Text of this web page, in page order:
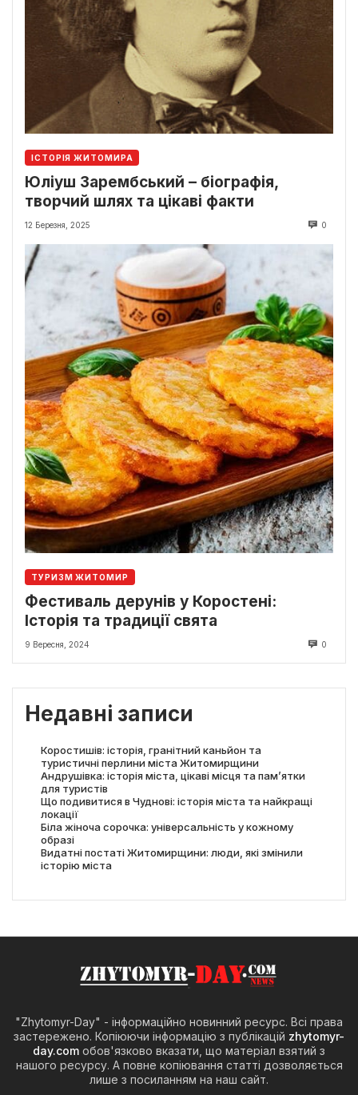
ІСТОРІЯ ЖИТОМИРА
Юліуш Зарембський – біографія,
творчий шлях та цікаві факти
12 Березня, 2025 0
ТУРИЗМ ЖИТОМИР
Фестиваль дерунів у Коростені:
Історія та традиції свята
9 Вересня, 2024 0
Недавні записи
Коростишів: історія, гранітний каньйон та
туристичні перлини міста Житомирщини
Андрушівка: історія міста, цікаві місця та пам’ятки
для туристів
Що подивитися в Чуднові: історія міста та найкращі
локації
Біла жіноча сорочка: універсальність у кожному
образі
Видатні постаті Житомирщини: люди, які змінили
історію міста
"Zhytomyr-Day" - інформаційно новинний ресурс. Всі права
застережено. Копіюючи інформацію з публікацій zhytomyr-
day.com обов'язково вказати, що матеріал взятий з
нашого ресурсу. А повне копіювання статті дозволяється
лише з посиланням на наш сайт.